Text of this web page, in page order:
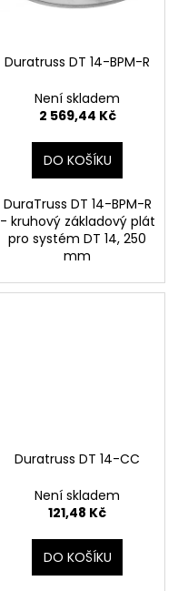
Duratruss DT 14-BPM-R
Není skladem
2 569,44 Kč
DO KOŠÍKU
DuraTruss DT 14-BPM-R
- kruhový základový plát
pro systém DT 14, 250
mm
Duratruss DT 14-CC
Není skladem
121,48 Kč
DO KOŠÍKU